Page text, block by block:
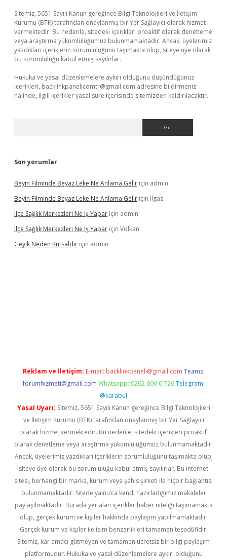
Sitemiz, 5651 Sayılı Kanun gereğince Bilgi Teknolojileri ve İletişim
Kurumu (BTK) tarafından onaylanmış bir Yer Sağlayıcı olarak hizmet
vermektedir. Bu nedenle, sitedeki içerikleri proaktif olarak denetleme
veya araştırma yükümlülüğümüz bulunmamaktadır. Ancak, üyelerimiz
yazdıkları içeriklerin sorumluluğunu taşımakta olup, siteye üye olarak
bu sorumluluğu kabul etmiş sayılırlar.
Hukuka ve yasal düzenlemelere aykırı olduğunu düşündüğünüz
içerikleri, backlinkpanelicomtr@gmail.com adresine bildirmeniz
halinde, ilgili içerikler yasal süre içerisinde sitemizden kaldırılacaktır.
Son yorumlar
Beyin Filminde Beyaz Leke Ne Anlama Gelir için admin
Beyin Filminde Beyaz Leke Ne Anlama Gelir için Ilgaz
Ilçe Sağlık Merkezleri Ne Iş Yapar için admin
Ilçe Sağlık Merkezleri Ne Iş Yapar için Volkan
Geyik Neden Kutsaldır için admin
Reklam ve İletişim: E-mail: backlinkpaneli@gmail.com Teams:
forumhizmeti@gmail.com Whatsapp: 0262 606 0 726 Telegram:
@karabul
Yasal Uyarı: Sitemiz, 5651 Sayılı Kanun gereğince Bilgi Teknolojileri
ve İletişim Kurumu (BTK) tarafından onaylanmış bir Yer Sağlayıcı
olarak hizmet vermektedir. Bu nedenle, sitedeki içerikleri proaktif
olarak denetleme veya araştırma yükümlülüğümüz bulunmamaktadır.
Ancak, üyelerimiz yazdıkları içeriklerin sorumluluğunu taşımakta olup,
siteye üye olarak bu sorumluluğu kabul etmiş sayılırlar. Bu internet
sitesi, herhangi bir marka, kurum veya şahıs şirketi ile hiçbir bağlantısı
bulunmamaktadır. Sitede yalnızca kendi hazırladığımız makaleler
paylaşılmaktadır. Burada yer alan içerikler haber niteliği taşımamakta
olup, gerçek kurum ve kişiler hakkında paylaşım yapılmamaktadır.
Gerçek kurum ve kişiler ile isim benzerlikleri tamamen tesadüfidir.
Sitemiz, kar amacı gütmeyen ve tamamen ücretsiz bir bilgi paylaşım
platformudur. Hukuka ve yasal düzenlemelere aykırı olduğunu